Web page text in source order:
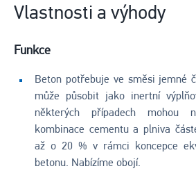
Vlastnosti a výhody
Funkce
Beton potřebuje ve směsi jemné
může působit jako inertní
některých případech mohou
kombinace cementu a plniva
až o 20 % v rámci koncepce
betonu. Nabízíme obojí.